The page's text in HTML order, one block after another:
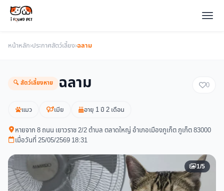
หน้าหลัก›ประกาศสัตว์เลี้ยง›ฉลาม
🔍 สัตว์เลี้ยงหาย ฉลาม 0
แมว เมีย อายุ 1 ปี 2 เดือน
หายจาก 8 ถนน เยาวราช 2/2 ตำบล ตลาดใหญ่ อำเภอเมืองภูเก็ต ภูเก็ต 83000
เมื่อวันที่ 25/05/2569 18:31
1/5